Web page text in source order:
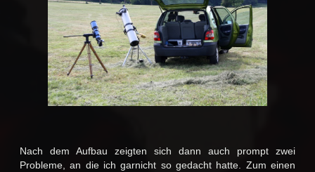
Nach dem Aufbau zeigten sich dann auch prompt zwei
Probleme, an die ich garnicht so gedacht hatte. Zum einen